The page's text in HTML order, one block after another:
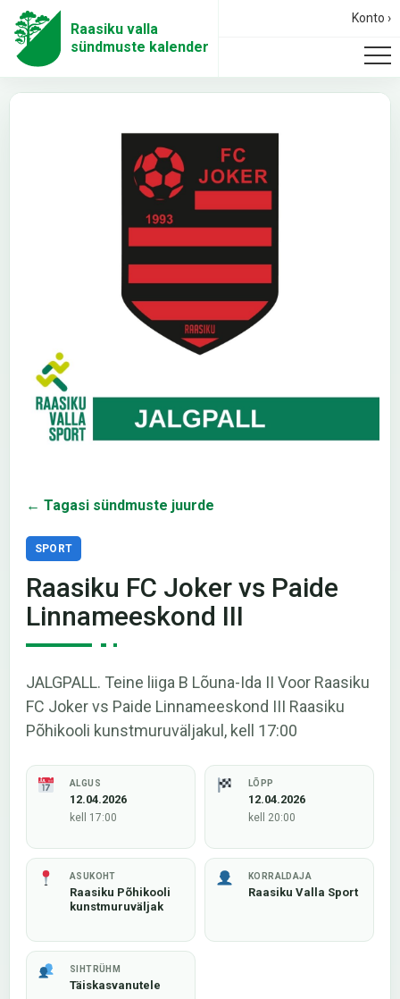
Raasiku valla
sündmuste kalender
Konto ›
← Tagasi sündmuste juurde
SPORT
Raasiku FC Joker vs Paide
Linnameeskond III
JALGPALL. Teine liiga B Lõuna-Ida II Voor Raasiku
FC Joker vs Paide Linnameeskond III Raasiku
Põhikooli kunstmuruväljakul, kell 17:00
ALGUS
12.04.2026
kell 17:00
LÕPP
12.04.2026
kell 20:00
ASUKOHT
Raasiku Põhikooli
kunstmuruväljak
KORRALDAJA
Raasiku Valla Sport
SIHTRÜHM
Täiskasvanutele